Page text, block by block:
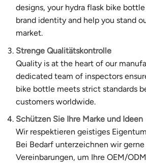
designs, your hydra flask bike
brand identity and help you stand
market.
Strenge Qualitätskontrolle
Quality is at the heart of our
dedicated team of inspectors
bike bottle meets strict standards
customers worldwide.
Schützen Sie Ihre Marke und Ideen
Wir respektieren geistiges
Bei Bedarf unterzeichnen wir
Vereinbarungen, um Ihre OEM/